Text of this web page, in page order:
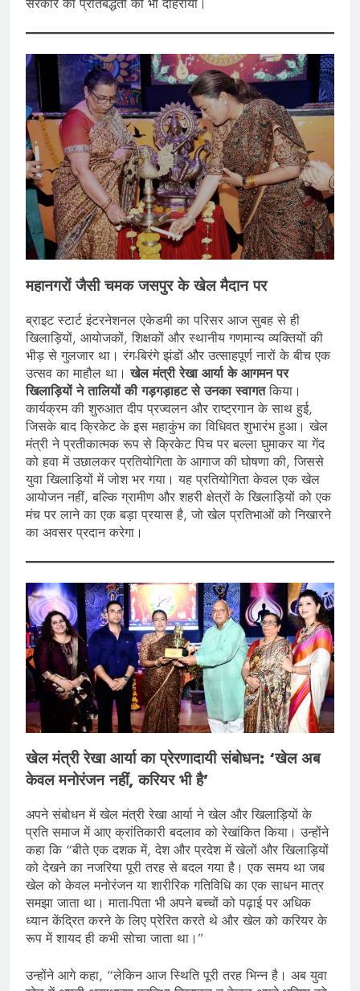
सरकार की प्रतिबद्धता को भी दोहराया।
महानगरों जैसी चमक जसपुर के खेल मैदान पर
ब्राइट स्टार्ट इंटरनेशनल एकेडमी का परिसर आज सुबह से ही
खिलाड़ियों, आयोजकों, शिक्षकों और स्थानीय गणमान्य व्यक्तियों की
भीड़ से गुलजार था। रंग-बिरंगे झंडों और उत्साहपूर्ण नारों के बीच एक
उत्सव का माहौल था।खेल मंत्री रेखा आर्या के आगमन पर
खिलाड़ियों ने तालियों की गड़गड़ाहट से उनका स्वागतकिया।
कार्यक्रम की शुरुआत दीप प्रज्वलन और राष्ट्रगान के साथ हुई,
जिसके बाद क्रिकेट के इस महाकुंभ का विधिवत शुभारंभ हुआ। खेल
मंत्री ने प्रतीकात्मक रूप से क्रिकेट पिच पर बल्ला घुमाकर या गेंद
को हवा में उछालकर प्रतियोगिता के आगाज की घोषणा की, जिससे
युवा खिलाड़ियों में जोश भर गया। यह प्रतियोगिता केवल एक खेल
आयोजन नहीं, बल्कि ग्रामीण और शहरी क्षेत्रों के खिलाड़ियों को एक
मंच पर लाने का एक बड़ा प्रयास है, जो खेल प्रतिभाओं को निखारने
का अवसर प्रदान करेगा।
खेल मंत्री रेखा आर्या का प्रेरणादायी संबोधन: ‘खेल अब
केवल मनोरंजन नहीं, करियर भी है’
अपने संबोधन में खेल मंत्री रेखा आर्या ने खेल और खिलाड़ियों के
प्रति समाज में आए क्रांतिकारी बदलाव को रेखांकित किया। उन्होंने
कहा कि “बीते एक दशक में, देश और प्रदेश में खेलों और खिलाड़ियों
को देखने का नजरिया पूरी तरह से बदल गया है। एक समय था जब
खेल को केवल मनोरंजन या शारीरिक गतिविधि का एक साधन मात्र
समझा जाता था। माता-पिता भी अपने बच्चों को पढ़ाई पर अधिक
ध्यान केंद्रित करने के लिए प्रेरित करते थे और खेल को करियर के
रूप में शायद ही कभी सोचा जाता था।”
उन्होंने आगे कहा, “लेकिन आज स्थिति पूरी तरह भिन्न है। अब युवा